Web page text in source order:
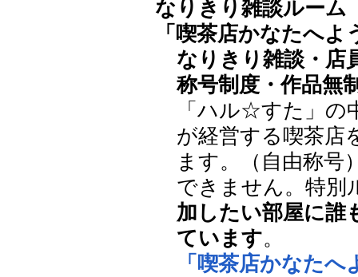
なりきり雑談ルーム
「喫茶店かなたへよ
なりきり雑談・店
称号制度・作品無
「ハル☆すた」の
が経営する喫茶店
ます。（自由称号
できません。特別
加したい部屋に誰
ています。
「喫茶店かなた